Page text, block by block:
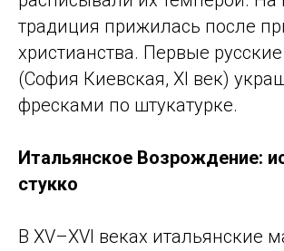
традиция прижилась после
христианства. Первые
(София Киевская, XI век)
фресками по штукатурке.
Итальянское Возрождение:
стукко
В XV–XVI веках итальянские